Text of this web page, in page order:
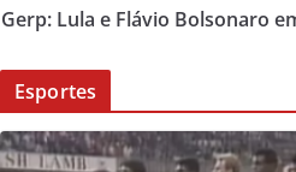
Gerp: Lula e Flávio Bolsonaro
Esportes